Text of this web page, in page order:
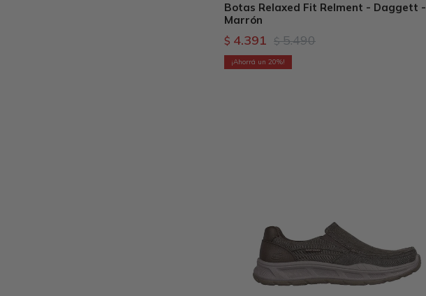
Botas Relaxed Fit Relment - Daggett -
Marrón
$ 4.391 $ 5.490
20